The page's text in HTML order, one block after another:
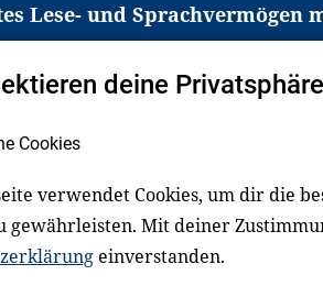
Lese- und Sprachvermögen
den Zugang zu Bildung
in Deutschland haben
gezielt an Familien sowie an
Dafür arbeiten wir
Unternehmen und anderen
deine Privatsphäre
Cookies
verwendet Cookies, um dir die
gewährleisten. Mit deiner
einverstanden.